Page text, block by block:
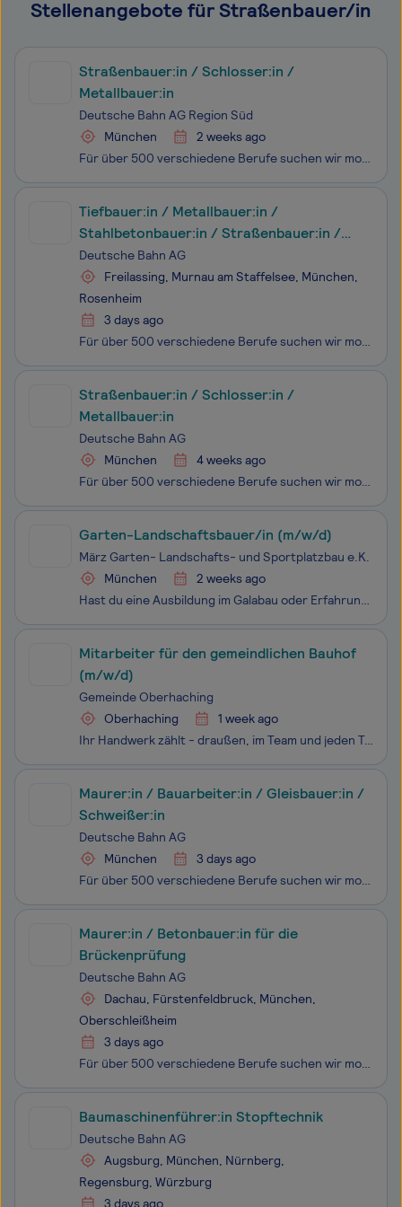
Stellenangebote für Straßenbauer/in
Straßenbauer:in / Schlosser:in /
Metallbauer:in
Deutsche Bahn AG Region Süd
München
2 weeks ago
Für über 500 verschiedene Berufe suchen wir motivierte Mitarbeitende. Und das in ganz Deutschland. Ob erfahrene Profis oder Berufsstarter:innen - wir bieten zahlreiche Einstiegs- und Weiterbildungsmöglichkeiten.
Tiefbauer:in / Metallbauer:in /
Stahlbetonbauer:in / Straßenbauer:in /
Maurer:in als Fachkraft
Deutsche Bahn AG
Freilassing, Murnau am Staffelsee, München,
Rosenheim
3 days ago
Für über 500 verschiedene Berufe suchen wir motivierte Mitarbeitende. Und das in ganz Deutschland. Ob erfahrene Profis oder Berufsstarter:innen - wir bieten zahlreiche Einstiegs- und Weiterbildungsmöglichkeiten.
Straßenbauer:in / Schlosser:in /
Metallbauer:in
Deutsche Bahn AG
München
4 weeks ago
Für über 500 verschiedene Berufe suchen wir motivierte Mitarbeitende. Und das in ganz Deutschland. Ob erfahrene Profis oder Berufsstarter:innen - wir bieten zahlreiche Einstiegs- und Weiterbildungsmöglichkeiten.
Garten-Landschaftsbauer/in (m/w/d)
März Garten- Landschafts- und Sportplatzbau e.K.
München
2 weeks ago
Hast du eine Ausbildung im Galabau oder Erfahrung im Bereich Lanschaftsbau?Wir suchen ab sofort einen Landschaftsgärtner in Vollzeit für Baustellen im Raum München und Nürnberg.Wir sind ein eingespieltes Team im Garten-, Landschafts- und Sportplatzbau. Unsere Arbeit ist abwechslungsreich, profession
Mitarbeiter für den gemeindlichen Bauhof
(m/w/d)
Gemeinde Oberhaching
Oberhaching
1 week ago
Ihr Handwerk zählt - draußen, im Team und jeden Tag. Sie bringen eine abgeschlossene Ausbildung mit als Straßenwärter, Straßenbauer oder Pflaster alternativ als Schlosser oder Landmaschinenmechaniker (m/w/d), arbeiten gerne im Freien und möchten Teil eines gut eingespielte
Maurer:in / Bauarbeiter:in / Gleisbauer:in /
Schweißer:in
Deutsche Bahn AG
München
3 days ago
Für über 500 verschiedene Berufe suchen wir motivierte Mitarbeitende. Und das in ganz Deutschland. Ob erfahrene Profis oder Berufsstarter:innen - wir bieten zahlreiche Einstiegs- und Weiterbildungsmöglichkeiten.
Maurer:in / Betonbauer:in für die
Brückenprüfung
Deutsche Bahn AG
Dachau, Fürstenfeldbruck, München,
Oberschleißheim
3 days ago
Für über 500 verschiedene Berufe suchen wir motivierte Mitarbeitende. Und das in ganz Deutschland. Ob erfahrene Profis oder Berufsstarter:innen - wir bieten zahlreiche Einstiegs- und Weiterbildungsmöglichkeiten.
Baumaschinenführer:in Stopftechnik
Deutsche Bahn AG
Augsburg, München, Nürnberg,
Regensburg, Würzburg
3 days ago